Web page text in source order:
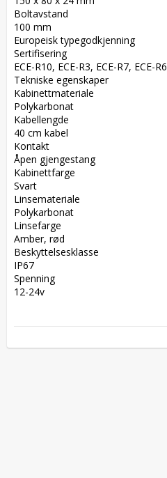
Boltavstand
100 mm
Europeisk typegodkjenning
Sertifisering
ECE-R10, ECE-R3, ECE-R7, ECE-R6
Tekniske egenskaper
Kabinettmateriale
Polykarbonat
Kabellengde
40 cm kabel
Kontakt
Åpen gjengestang
Kabinettfarge
Svart
Linsemateriale
Polykarbonat
Linsefarge
Amber, rød
Beskyttelsesklasse
IP67
Spenning
12-24v